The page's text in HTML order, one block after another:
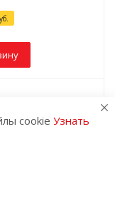
cookie Узнать